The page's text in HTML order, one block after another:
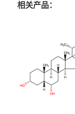
相关产品：